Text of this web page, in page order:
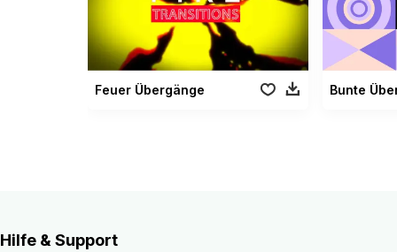
Feuer Übergänge
Hilfe & Support